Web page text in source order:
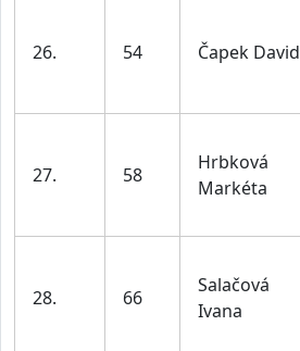
26. 54 Čapek David
27. 58
Hrbková
Markéta
28. 66
Salačová
Ivana